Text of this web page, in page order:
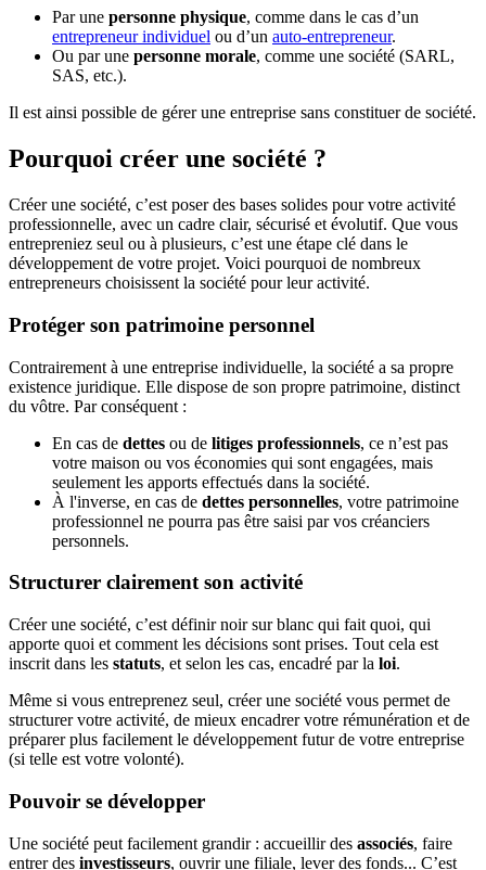
Par une personne physique, comme dans le cas d’un
entrepreneur individuel ou d’un auto-entrepreneur.
Ou par une personne morale, comme une société (SARL,
SAS, etc.).
Il est ainsi possible de gérer une entreprise sans constituer de société.
Pourquoi créer une société ?
Créer une société, c’est poser des bases solides pour votre activité
professionnelle, avec un cadre clair, sécurisé et évolutif. Que vous
entrepreniez seul ou à plusieurs, c’est une étape clé dans le
développement de votre projet. Voici pourquoi de nombreux
entrepreneurs choisissent la société pour leur activité.
Protéger son patrimoine personnel
Contrairement à une entreprise individuelle, la société a sa propre
existence juridique. Elle dispose de son propre patrimoine, distinct
du vôtre. Par conséquent :
En cas de dettes ou de litiges professionnels, ce n’est pas
votre maison ou vos économies qui sont engagées, mais
seulement les apports effectués dans la société.
À l'inverse, en cas de dettes personnelles, votre patrimoine
professionnel ne pourra pas être saisi par vos créanciers
personnels.
Structurer clairement son activité
Créer une société, c’est définir noir sur blanc qui fait quoi, qui
apporte quoi et comment les décisions sont prises. Tout cela est
inscrit dans les statuts, et selon les cas, encadré par la loi.
Même si vous entreprenez seul, créer une société vous permet de
structurer votre activité, de mieux encadrer votre rémunération et de
préparer plus facilement le développement futur de votre entreprise
(si telle est votre volonté).
Pouvoir se développer
Une société peut facilement grandir : accueillir des associés, faire
entrer des investisseurs, ouvrir une filiale, lever des fonds... C’est